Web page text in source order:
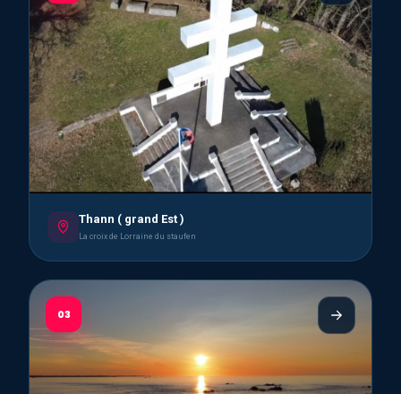
Thann ( grand Est )
La croix de Lorraine du staufen
03